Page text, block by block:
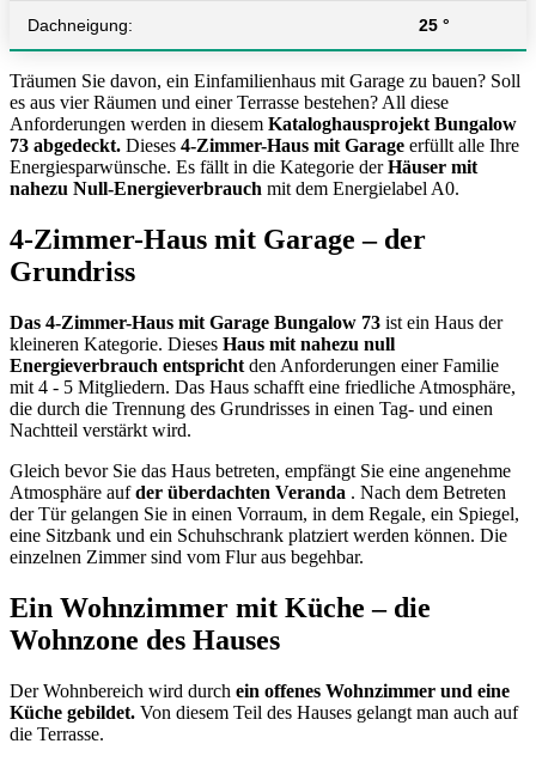
Dachneigung: 25 °
Träumen Sie davon, ein Einfamilienhaus mit Garage zu bauen? Soll
es aus vier Räumen und einer Terrasse bestehen? All diese
Anforderungen werden in diesem Kataloghausprojekt Bungalow
73 abgedeckt. Dieses 4-Zimmer-Haus mit Garage erfüllt alle Ihre
Energiesparwünsche. Es fällt in die Kategorie derHäuser mit
nahezu Null-Energieverbrauch mit dem Energielabel A0.
4-Zimmer-Haus mit Garage – der
Grundriss
Das 4-Zimmer-Haus mit Garage Bungalow 73 ist ein Haus der
kleineren Kategorie. Dieses Haus mit nahezu null
Energieverbrauch entspricht den Anforderungen einer Familie
mit 4 - 5 Mitgliedern. Das Haus schafft eine friedliche Atmosphäre,
die durch die Trennung des Grundrisses in einen Tag- und einen
Nachtteil verstärkt wird.
Gleich bevor Sie das Haus betreten, empfängt Sie eine angenehme
Atmosphäre aufder überdachten Veranda . Nach dem Betreten
der Tür gelangen Sie in einen Vorraum, in dem Regale, ein Spiegel,
eine Sitzbank und ein Schuhschrank platziert werden können. Die
einzelnen Zimmer sind vom Flur aus begehbar.
Ein Wohnzimmer mit Küche – die
Wohnzone des Hauses
Der Wohnbereich wird durch ein offenes Wohnzimmer und eine
Küche gebildet. Von diesem Teil des Hauses gelangt man auch auf
die Terrasse.